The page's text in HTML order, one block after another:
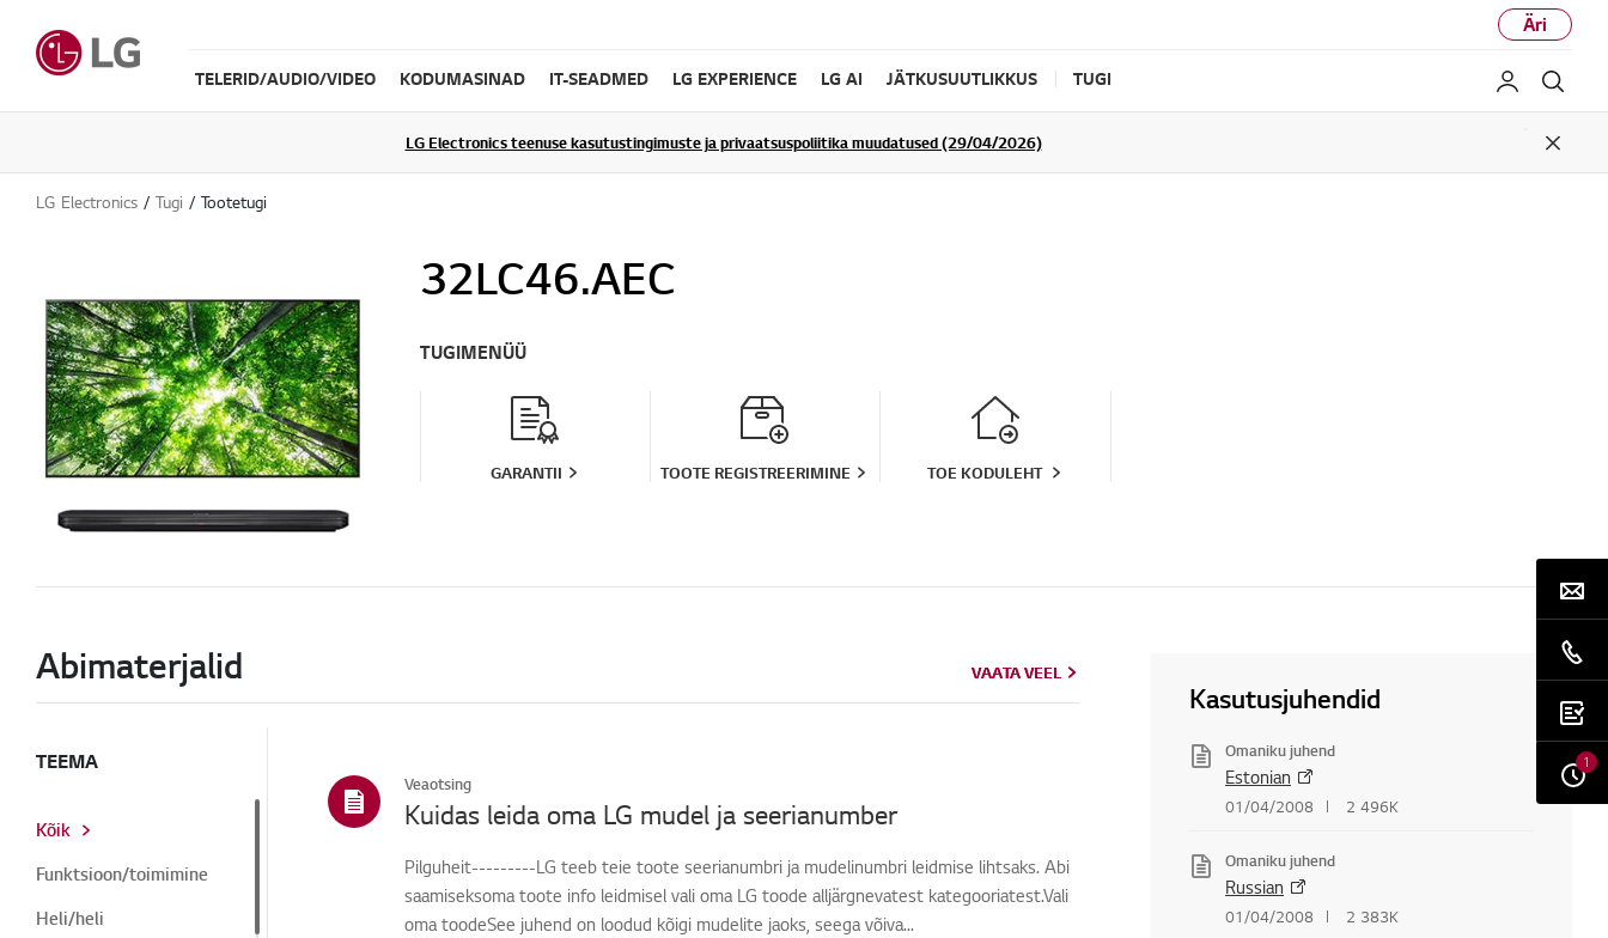
Äri
TELERID/AUDIO/VIDEO KODUMASINAD IT-SEADMED LG EXPERIENCE LG AI JÄTKUSUUTLIKKUS TUGI Minu LG
LG Electronics teenuse kasutustingimuste ja privaatsuspoliitika muudatused (29/04/2026)
Close
LG Electronics Tugi Tootetugi
32LC46.AEC
TUGIMENÜÜ
GARANTII TOOTE REGISTREERIMINE TOE KODULEHT
Abimaterjalid VAATA VEEL
TEEMA
Kõik
Funktsioon/toimimine
Heli/heli
Veaotsing
Kuidas leida oma LG mudel ja seerianumber
Pilguheit---------LG teeb teie toote seerianumbri ja mudelinumbri leidmise lihtsaks. Abi
saamiseksoma toote info leidmisel vali oma LG toode alljärgnevatest kategooriatest.Vali
oma toodeSee juhend on loodud kõigi mudelite jaoks, seega võiva...
VAATA VEEL
Kasutusjuhendid
Omaniku juhend
Estonian
01/04/2008 2 496K
Omaniku juhend
Russian
01/04/2008 2 383K
1